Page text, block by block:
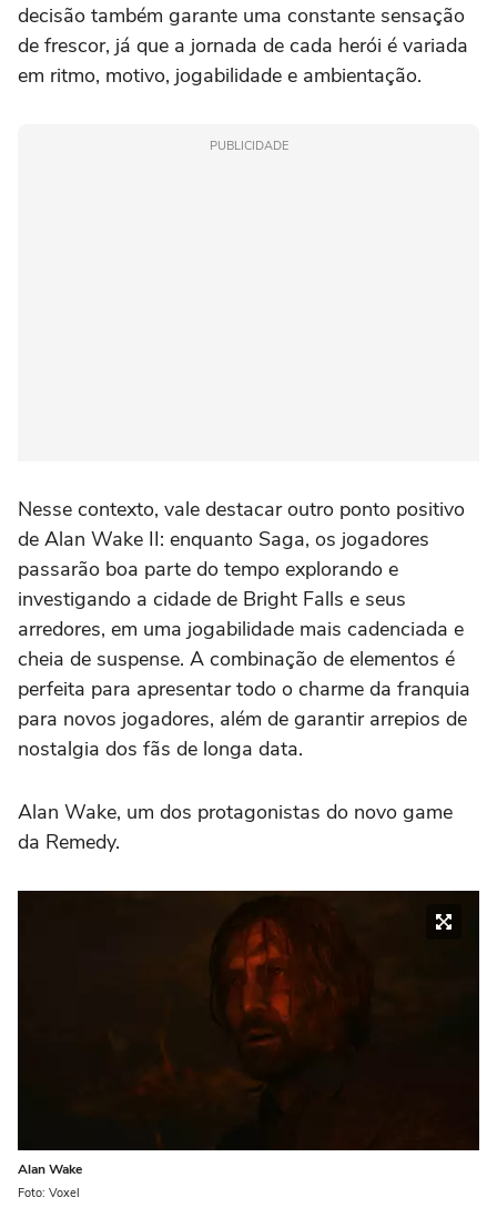
decisão também garante uma constante sensação
de frescor, já que a jornada de cada herói é variada
em ritmo, motivo, jogabilidade e ambientação.
PUBLICIDADE
Nesse contexto, vale destacar outro ponto positivo
de Alan Wake II: enquanto Saga, os jogadores
passarão boa parte do tempo explorando e
investigando a cidade de Bright Falls e seus
arredores, em uma jogabilidade mais cadenciada e
cheia de suspense. A combinação de elementos é
perfeita para apresentar todo o charme da franquia
para novos jogadores, além de garantir arrepios de
nostalgia dos fãs de longa data.
Alan Wake, um dos protagonistas do novo game
da Remedy.
Alan Wake
Foto: Voxel